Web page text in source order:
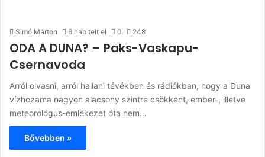
Simó Márton 6 nap telt el 0 248
ODA A DUNA? – Paks-Vaskapu-
Csernavoda
Arról olvasni, arról hallani tévékben és rádiókban, hogy a Duna
vízhozama nagyon alacsony szintre csökkent, ember-, illetve
meteorológus-emlékezet óta nem…
Bővebben »